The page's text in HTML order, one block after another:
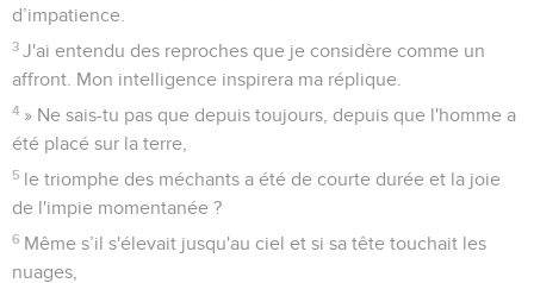
d’impatience.
3 J'ai entendu des reproches que je considère comme un
affront. Mon intelligence inspirera ma réplique.
4 » Ne sais-tu pas que depuis toujours, depuis que l'homme a
été placé sur la terre,
5 le triomphe des méchants a été de courte durée et la joie
de l'impie momentanée ?
6 Même s’il s'élevait jusqu'au ciel et si sa tête touchait les
nuages,